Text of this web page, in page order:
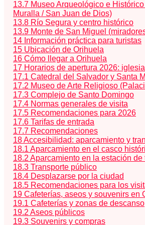
13.7 Museo Arqueológico e
Muralla / San Juan de Dios)
13.8 Río Segura y centro histórico
13.9 Monte de San Miguel
14 Información práctica para turistas
15 Ubicación de Orihuela
16 Cómo llegar a Orihuela
17 Horarios de apertura 2026:
17.1 Catedral del Salvador y Santa
17.2 Museo de Arte Religioso
17.3 Complejo de Santo Domingo
17.4 Normas generales de visita
17.5 Recomendaciones para 2026
17.6 Tarifas de entrada
17.7 Recomendaciones
18Accesibilidad: aparcamiento y
18.1 Aparcamiento en el casco
18.2 Aparcamiento en la estación de
18.3 Transporte público
18.4 Desplazarse por la ciudad
18.5 Recomendaciones para los
19 Cafeterías, aseos y souvenirs en
19.1 Cafeterías y zonas de descanso
19.2 Aseos públicos
19.3 Souvenirs y compras